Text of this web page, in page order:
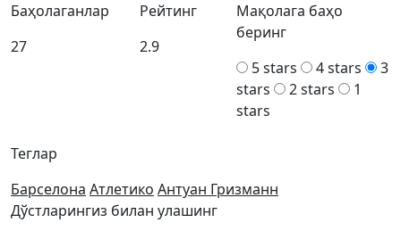
Теглар
Барселона Атлетико Антуан Гризманн
Баҳолаганлар
27
Рейтинг
2.9
Мақолага баҳо
беринг
5 stars
4 stars
3
stars
2 stars
1
stars
Дўстларингиз билан улашинг